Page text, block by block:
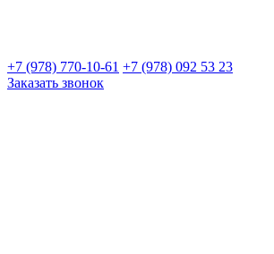
+7 (978) 770-10-61 +7 (978) 092 53 23
Заказать звонок